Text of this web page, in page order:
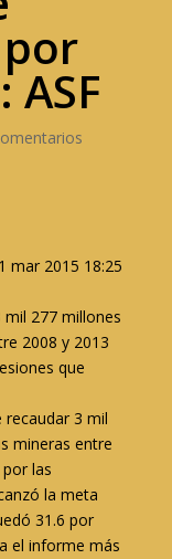
mar 2015 18:25
277 millones
2008 y 2013
que
recaudar 3 mil
mineras entre
las
la meta
31.6 por
el informe más